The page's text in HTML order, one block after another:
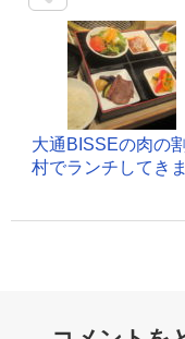
大通BISSEの肉の
村でランチしてき